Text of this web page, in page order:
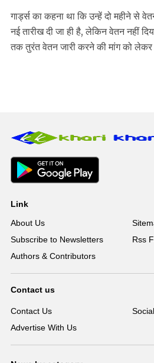
गार्ड्स का कहना था कि उन्हें दो महीने से
नई तारीख दी जा ही है, लेकिन वेतन नहीं
तक तुरंत वेतन जारी करने की मांग को लेकर
Link
About Us
Subscribe to Newsletters
Rss
Authors & Contributors
Contact us
Contact Us
Advertise With Us